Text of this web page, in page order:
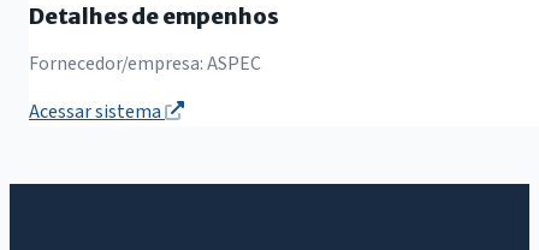
Detalhes de empenhos
Fornecedor/empresa: ASPEC
Acessar sistema